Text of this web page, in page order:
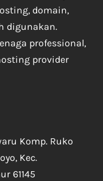
domain,
digunakan.
professional,
provider
Komp. Ruko
Kec.
61145